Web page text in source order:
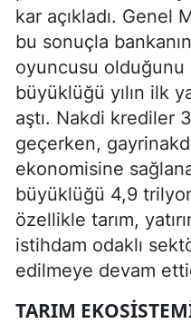
kar açıkladı. Genel
bu sonuçla
oyuncusu olduğunu
büyüklüğü yılın ilk
aştı. Nakdi krediler
geçerken,
ekonomisine
büyüklüğü 4,9
özellikle tarım,
istihdam odaklı
edilmeye devam
TARIM